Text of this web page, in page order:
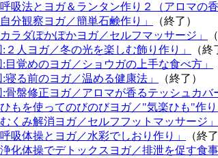
吸法とヨガ＆ランタン作り２（アロマの香
分観察ヨガ／簡単石鹸作り」
（終了）
ラダぽかぽかヨガ／セルフマッサージ」
２人ヨガ／冬の光を楽しむ飾り作り」
（終
目覚めのヨガ／ショウガの上手な食べ方」
寝る前のヨガ／温める健康法」
（終了）
骨盤修正ヨガ／アロマが香るテッシュカバ
もを使ってのびのびヨガ／"気楽ひも"作り
くみ解消ヨガ／セルフフットマッサージ」
吸体操とヨガ／水彩でしおり作り」
（終了
化体操でデトックスヨガ／排泄を促す食事